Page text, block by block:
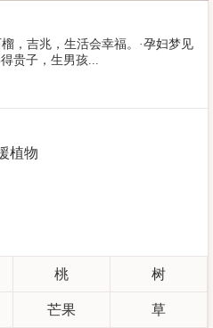
榴，吉兆，生活会幸福。·孕妇梦见
贵子，生男孩...
植物
桃 树
芒果 草